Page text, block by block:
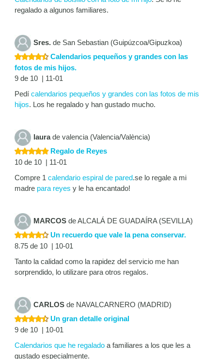
regalado a algunos familiares.
Sres. de San Sebastian (Guipúzcoa/Gipuzkoa)
Calendarios pequeños y grandes con las
fotos de mis hijos.
9 de 10 | 11-01
Pedí calendarios pequeños y grandes con las fotos de mis
hijos. Los he regalado y han gustado mucho.
laurade valencia (Valencia/València)
Regalo de Reyes
10 de 10 | 11-01
Compre 1 calendario espiral de pared.se lo regale a mi
madre para reyes y le ha encantado!
MARCOS de ALCALÁ DE GUADAÍRA (SEVILLA)
Un recuerdo que vale la pena conservar.
8.75 de 10 | 10-01
Tanto la calidad como la rapidez del servicio me han
sorprendido, lo utilizare para otros regalos.
CARLOS de NAVALCARNERO (MADRID)
Un gran detalle original
9 de 10 | 10-01
Calendarios que he regalado a familiares a los que les a
gustado especialmente.